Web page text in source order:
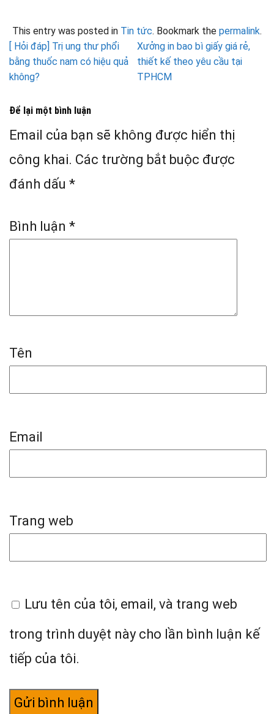
This entry was posted in Tin tức. Bookmark the permalink.
[ Hỏi đáp] Trị ung thư phổi
bằng thuốc nam có hiệu quả
không?
Xưởng in bao bì giấy giá rẻ,
thiết kế theo yêu cầu tại
TPHCM
Để lại một bình luận
Email của bạn sẽ không được hiển thị
công khai. Các trường bắt buộc được
đánh dấu *
Bình luận *
Tên
Email
Trang web
Lưu tên của tôi, email, và trang web
trong trình duyệt này cho lần bình luận kế
tiếp của tôi.